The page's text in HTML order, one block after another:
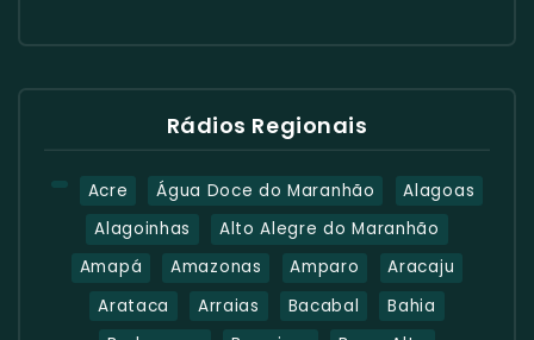
Rádios Regionais
Acre Água Doce do Maranhão
Alagoas
Alagoinhas
Alto Alegre do Maranhão
Amapá
Amazonas Amparo
Aracaju
Arataca
Arraias Bacabal
Bahia